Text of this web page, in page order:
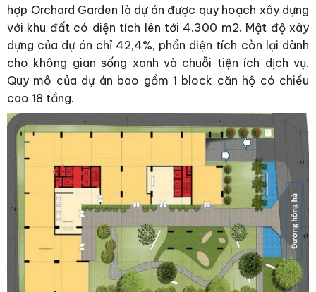
hợp Orchard Garden là dự án được quy hoạch xây dựng
với khu đất có diện tích lên tới 4.300 m2. Mật độ xây
dựng của dự án chỉ 42,4%, phần diện tích còn lại dành
cho không gian sống xanh và chuỗi tiện ích dịch vụ.
Quy mô của dự án bao gồm 1 block căn hộ có chiều
cao 18 tầng.